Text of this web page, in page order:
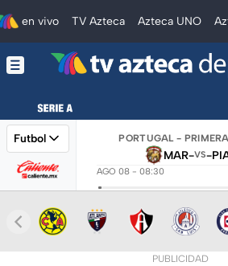
en vivo TV Azteca Azteca UNO
Futbol PORTUGAL -
MAR-VS-
AGO 08 - 08:30
PUBLICIDAD